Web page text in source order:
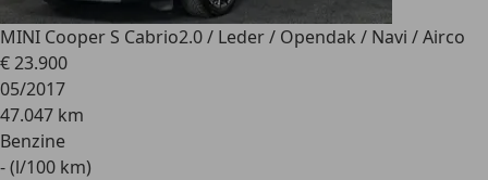
MINI Cooper S Cabrio2.0 / Leder / Opendak / Navi / Airco
€ 23.900
05/2017
47.047 km
Benzine
- (l/100 km)